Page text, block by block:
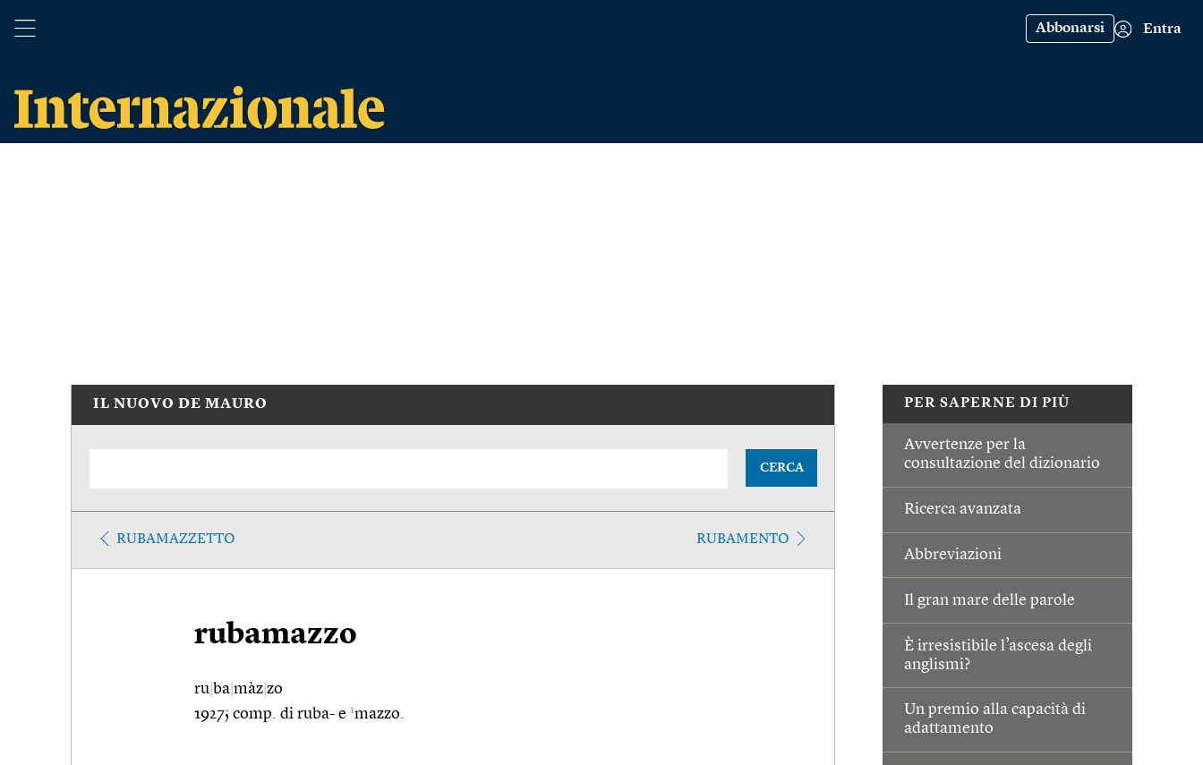
Abbonarsi Entra
PER SAPERNE DI PIÙ
Avvertenze per la
consultazione del dizionario
Ricerca avanzata
Abbreviazioni
Il gran mare delle parole
È irresistibile l’ascesa degli
anglismi?
Un premio alla capacità di
adattamento
IL NUOVO DE MAURO
CERCA
RUBAMAZZETTO RUBAMENTO
rubamazzo
ru ba màz zo
1927; comp. di ruba- e 1mazzo.